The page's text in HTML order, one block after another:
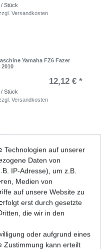
/ Stück
Versandkosten
Yamaha FZ6 Fazer
2010
12,12 € *
/ Stück
Versandkosten
FZ6 RJ07 RJ14 2004-
B&S
146,18 € *
Satz
Versandkosten
FZ6 RJ07 RJ14 2004-
verstärkt B&S
Technologien auf unserer
Daten von
IP-Adresse), um z.B.
Medien von
auf unsere Website zu
erst durch gesetzte
die wir in den
oder aufgrund eines
Zustimmung kann erteilt